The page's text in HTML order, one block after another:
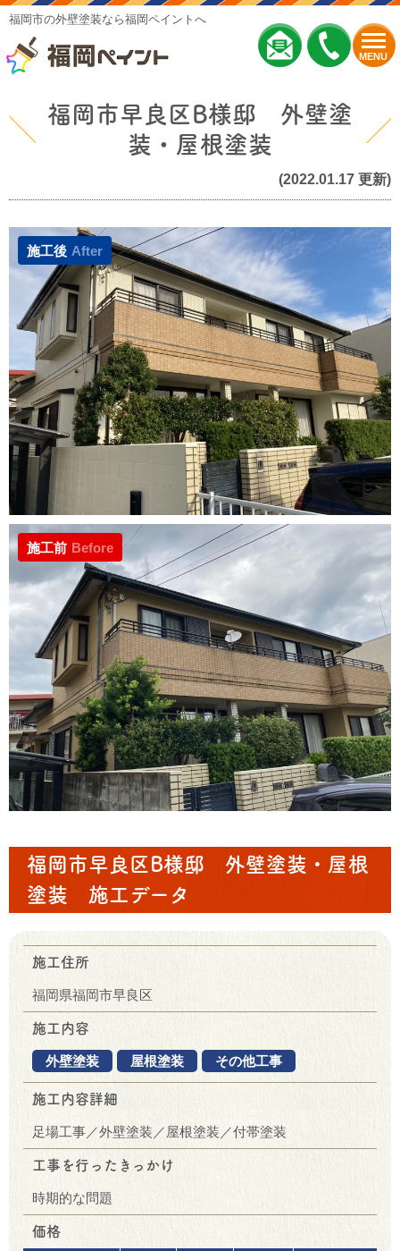
MENU
福岡市の外壁塗装なら福岡ペイントへ
福岡市早良区B様邸 外壁塗
装・屋根塗装
(2022.01.17 更新)
施工後 After
施工前 Before
福岡市早良区B様邸 外壁塗装・屋根
塗装 施工データ
施工住所
福岡県福岡市早良区
施工内容
外壁塗装 屋根塗装 その他工事
施工内容詳細
足場工事／外壁塗装／屋根塗装／付帯塗装
工事を行ったきっかけ
時期的な問題
価格